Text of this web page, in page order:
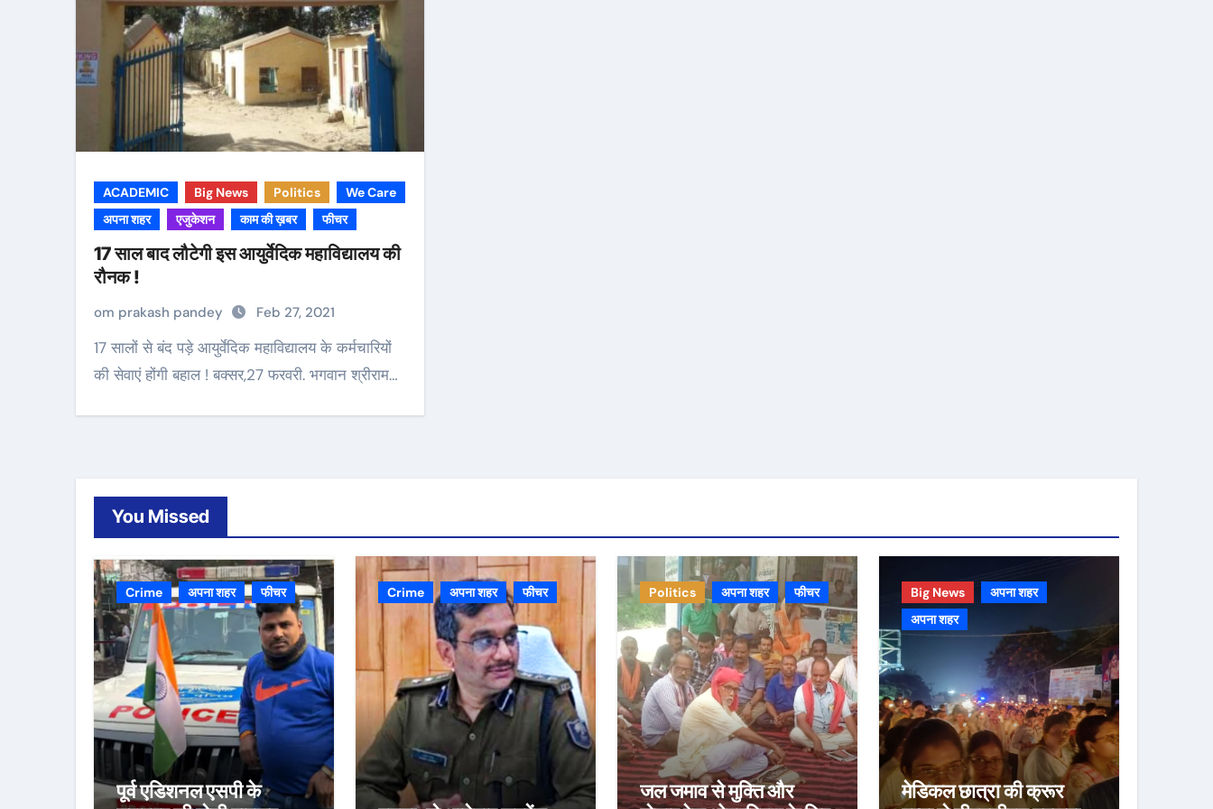
ACADEMIC Big News Politics
We Care
अपना शहर
एजुकेशन काम की ख़बर फीचर
17 साल बाद लौटेगी इस आयुर्वेदिक महाविद्यालय की
रौनक !
om prakash pandey Feb 27, 2021
17 सालों से बंद पड़े आयुर्वेदिक महाविद्यालय के कर्मचारियों
की सेवाएं होंगी बहाल ! बक्सर,27 फरवरी. भगवान श्रीराम…
You Missed
Crime अपना शहर फीचर
पूर्व एडिशनल एसपी के
Crime अपना शहर फीचर Politics अपना शहर फीचर
जल जमाव से मुक्ति और
Big News
अपना शहर
अपना शहर
मेडिकल छात्रा की क्रूर